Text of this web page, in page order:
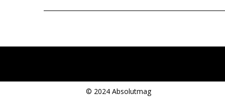
Post
© 2024 Absolutmag